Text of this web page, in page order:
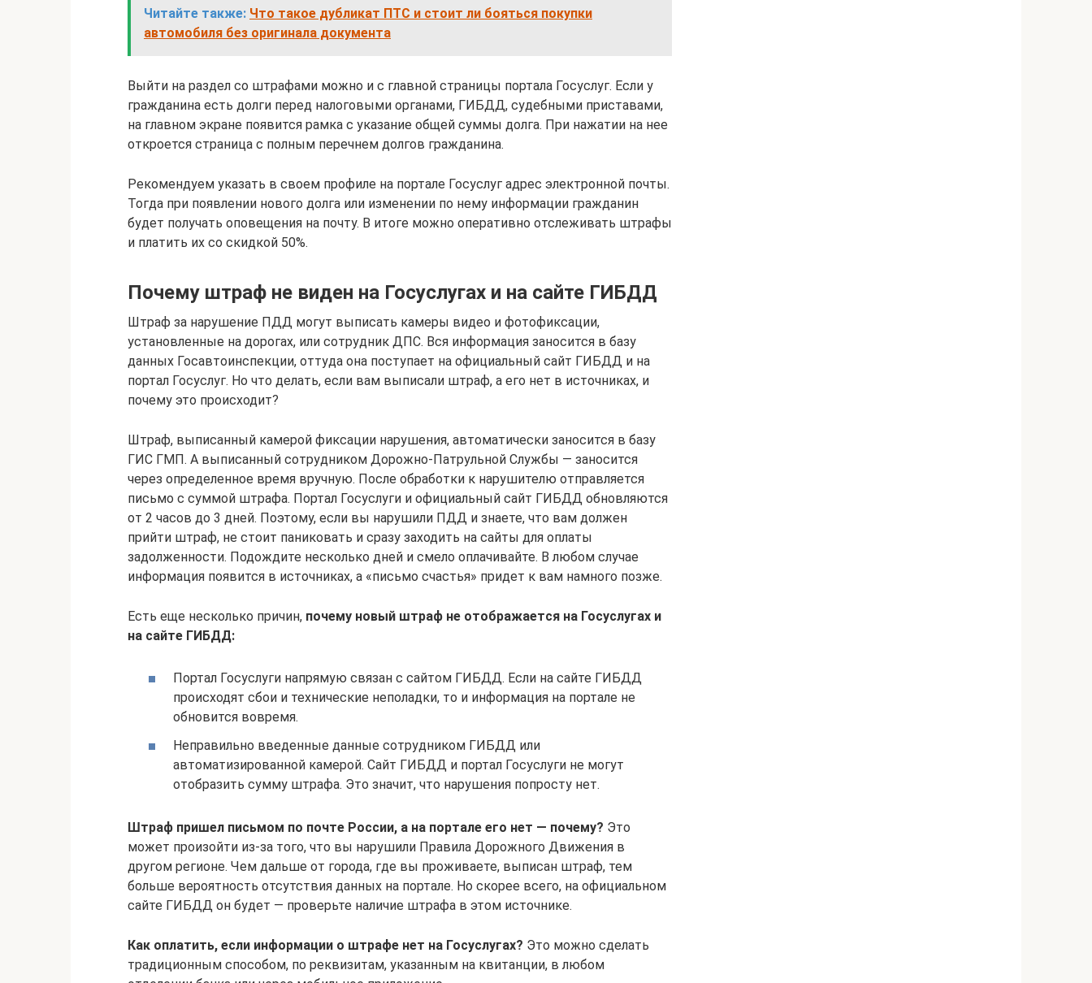
Читайте также: Что такое дубликат ПТС и стоит ли бояться покупки
автомобиля без оригинала документа
Выйти на раздел со штрафами можно и с главной страницы портала Госуслуг. Если у
гражданина есть долги перед налоговыми органами, ГИБДД, судебными приставами,
на главном экране появится рамка с указание общей суммы долга. При нажатии на нее
откроется страница с полным перечнем долгов гражданина.
Рекомендуем указать в своем профиле на портале Госуслуг адрес электронной почты.
Тогда при появлении нового долга или изменении по нему информации гражданин
будет получать оповещения на почту. В итоге можно оперативно отслеживать штрафы
и платить их со скидкой 50%.
Почему штраф не виден на Госуслугах и на сайте ГИБДД
Штраф за нарушение ПДД могут выписать камеры видео и фотофиксации,
установленные на дорогах, или сотрудник ДПС. Вся информация заносится в базу
данных Госавтоинспекции, оттуда она поступает на официальный сайт ГИБДД и на
портал Госуслуг. Но что делать, если вам выписали штраф, а его нет в источниках, и
почему это происходит?
Штраф, выписанный камерой фиксации нарушения, автоматически заносится в базу
ГИС ГМП. А выписанный сотрудником Дорожно-Патрульной Службы — заносится
через определенное время вручную. После обработки к нарушителю отправляется
письмо с суммой штрафа. Портал Госуслуги и официальный сайт ГИБДД обновляются
от 2 часов до 3 дней. Поэтому, если вы нарушили ПДД и знаете, что вам должен
прийти штраф, не стоит паниковать и сразу заходить на сайты для оплаты
задолженности. Подождите несколько дней и смело оплачивайте. В любом случае
информация появится в источниках, а «письмо счастья» придет к вам намного позже.
Есть еще несколько причин, почему новый штраф не отображается на Госуслугах и
на сайте ГИБДД:
Портал Госуслуги напрямую связан с сайтом ГИБДД. Если на сайте ГИБДД
происходят сбои и технические неполадки, то и информация на портале не
обновится вовремя.
Неправильно введенные данные сотрудником ГИБДД или
автоматизированной камерой. Сайт ГИБДД и портал Госуслуги не могут
отобразить сумму штрафа. Это значит, что нарушения попросту нет.
Штраф пришел письмом по почте России, а на портале его нет — почему? Это
может произойти из-за того, что вы нарушили Правила Дорожного Движения в
другом регионе. Чем дальше от города, где вы проживаете, выписан штраф, тем
больше вероятность отсутствия данных на портале. Но скорее всего, на официальном
сайте ГИБДД он будет — проверьте наличие штрафа в этом источнике.
Как оплатить, если информации о штрафе нет на Госуслугах? Это можно сделать
традиционным способом, по реквизитам, указанным на квитанции, в любом